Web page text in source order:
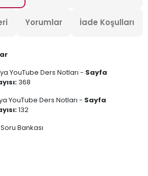
Yorumlar İade Koşulları
YouTube Ders Notları - Sayfa
368
YouTube Ders Notları - Sayfa
132
Bankası